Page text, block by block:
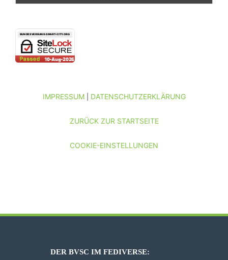
IMPRESSUM| DATENSCHUTZERKLÄRUNG
ZURÜCK ZUR STARTSEITE
COOKIE-EINSTELLUNGEN
DER BVSC IM FEDIVERSE: